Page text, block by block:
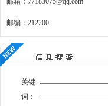
邮编：212200
关键
词：